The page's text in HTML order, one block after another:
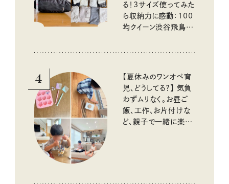
る！3サイズ使ってみた
ら収納力に感動：100
均クイーン渋谷飛鳥の
4
【夏休みのワンオペ育
児、どうしてる？】 気負
わずムリなく。お昼ご
飯、工作、お片付けな
ど、親子で一緒に楽し